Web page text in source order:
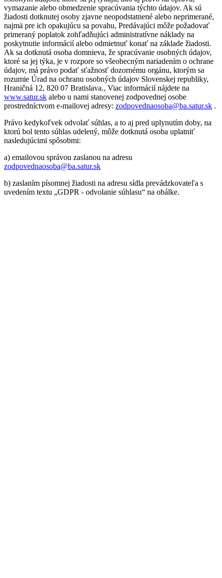
vymazanie alebo obmedzenie spracúvania týchto údajov. Ak sú
žiadosti dotknutej osoby zjavne neopodstatnené alebo neprimerané,
najmä pre ich opakujúcu sa povahu, Predávajúci môže požadovať
primeraný poplatok zohľadňujúci administratívne náklady na
poskytnutie informácií alebo odmietnuť konať na základe žiadosti.
Ak sa dotknutá osoba domnieva, že spracúvanie osobných údajov,
ktoré sa jej týka, je v rozpore so všeobecným nariadením o ochrane
údajov, má právo podať sťažnosť dozornému orgánu, ktorým sa
rozumie Úrad na ochranu osobných údajov Slovenskej republiky,
Hraničná 12, 820 07 Bratislava., Viac informácií nájdete na
www.satur.sk alebo u nami stanovenej zodpovednej osobe
prostredníctvom e-mailovej adresy: zodpovednaosoba@ba.satur.sk .
Právo kedykoľvek odvolať súhlas, a to aj pred uplynutím doby, na
ktorú bol tento súhlas udelený, môže dotknutá osoba uplatniť
nasledujúcimi spôsobmi:
a) emailovou správou zaslanou na adresu
zodpovednaosoba@ba.satur.sk
b) zaslaním písomnej žiadosti na adresu sídla prevádzkovateľa s
uvedením textu „GDPR - odvolanie súhlasu“ na obálke.